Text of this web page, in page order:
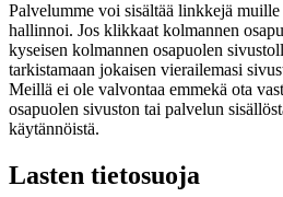
Palvelumme voi sisältää linkkejä
hallinnoi. Jos klikkaat kolmannen
kyseisen kolmannen osapuolen
tarkistamaan jokaisen vierailemasi
Meillä ei ole valvontaa emmekä ota
osapuolen sivuston tai palvelun
käytännöistä.
Lasten tietosuoja